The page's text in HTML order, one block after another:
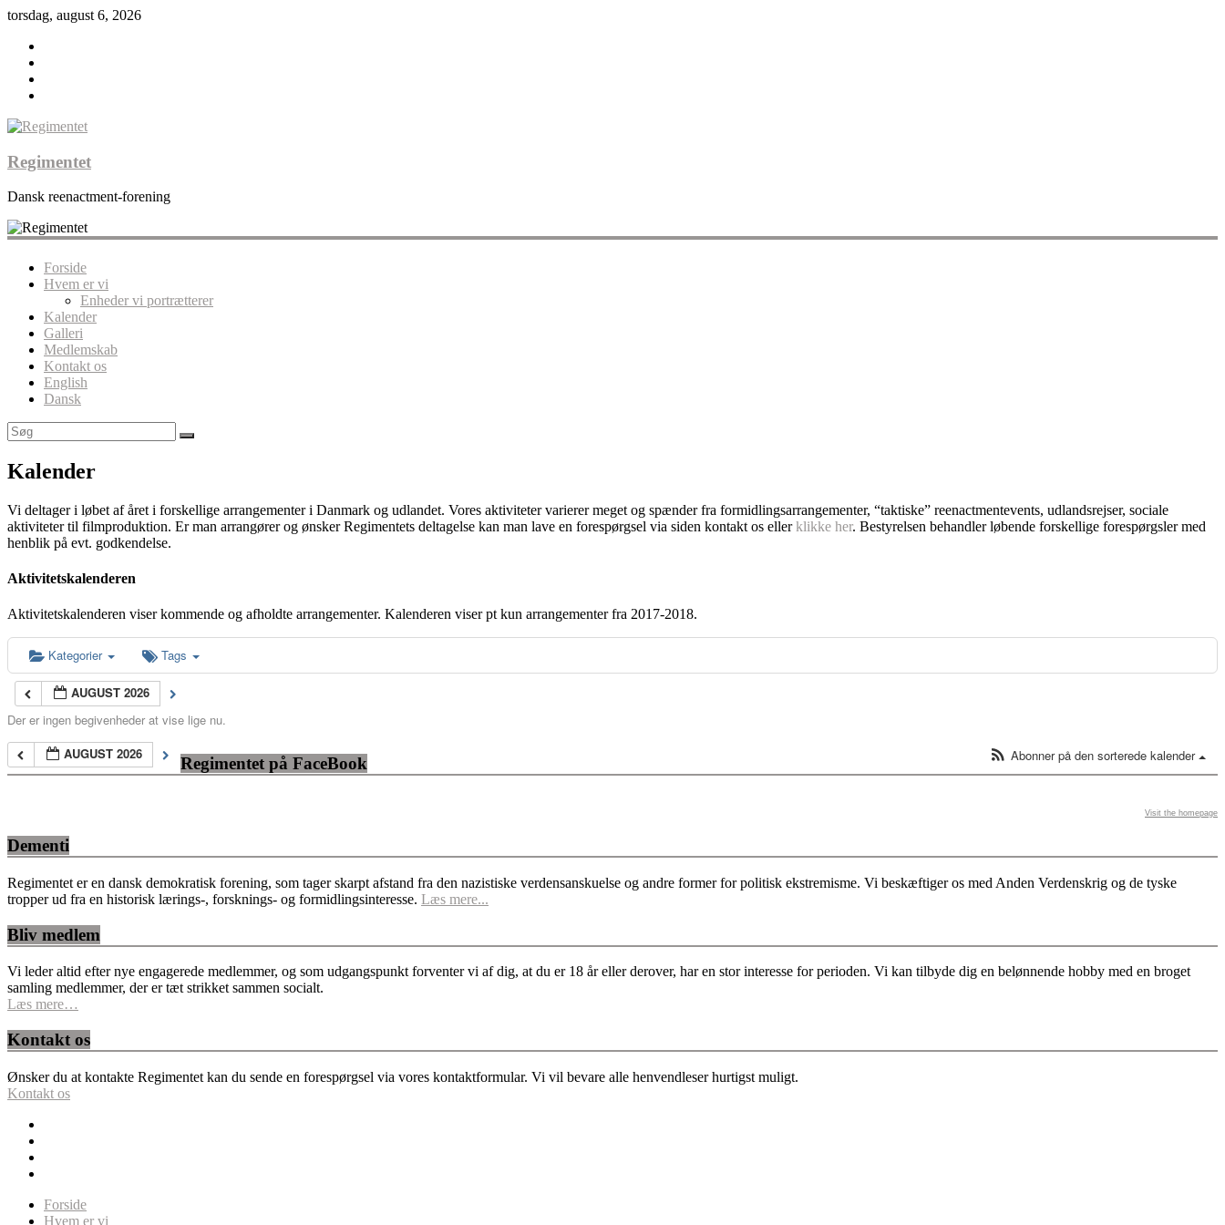
torsdag, august 6, 2026
Regimentet
Dansk reenactment-forening
Forside
Hvem er vi
Enheder vi portrætterer
Kalender
Galleri
Medlemskab
Kontakt os
English
Dansk
Kalender
Vi deltager i løbet af året i forskellige arrangementer i Danmark og udlandet. Vores aktiviteter varierer meget og spænder fra formidlingsarrangementer, “taktiske” reenactmentevents, udlandsrejser, sociale
aktiviteter til filmproduktion. Er man arrangører og ønsker Regimentets deltagelse kan man lave en forespørgsel via siden kontakt os ellerklikke her. Bestyrelsen behandler løbende forskellige forespørgsler med
henblik på evt. godkendelse.
Aktivitetskalenderen
Aktivitetskalenderen viser kommende og afholdte arrangementer. Kalenderen viser pt kun arrangementer fra 2017-2018.
Kategorier Tags
AUGUST 2026
Der er ingen begivenheder at vise lige nu.
AUGUST 2026
Abonner på den sorterede kalender
Regimentet på FaceBook
Visit the homepage
Dementi
Regimentet er en dansk demokratisk forening, som tager skarpt afstand fra den nazistiske verdensanskuelse og andre former for politisk ekstremisme. Vi beskæftiger os med Anden Verdenskrig og de tyske
tropper ud fra en historisk lærings-, forsknings- og formidlingsinteresse. Læs mere...
Bliv medlem
Vi leder altid efter nye engagerede medlemmer, og som udgangspunkt forventer vi af dig, at du er 18 år eller derover, har en stor interesse for perioden. Vi kan tilbyde dig en belønnende hobby med en broget
samling medlemmer, der er tæt strikket sammen socialt.
Læs mere…
Kontakt os
Ønsker du at kontakte Regimentet kan du sende en forespørgsel via vores kontaktformular. Vi vil bevare alle henvendleser hurtigst muligt.
Kontakt os
Forside
Hvem er vi